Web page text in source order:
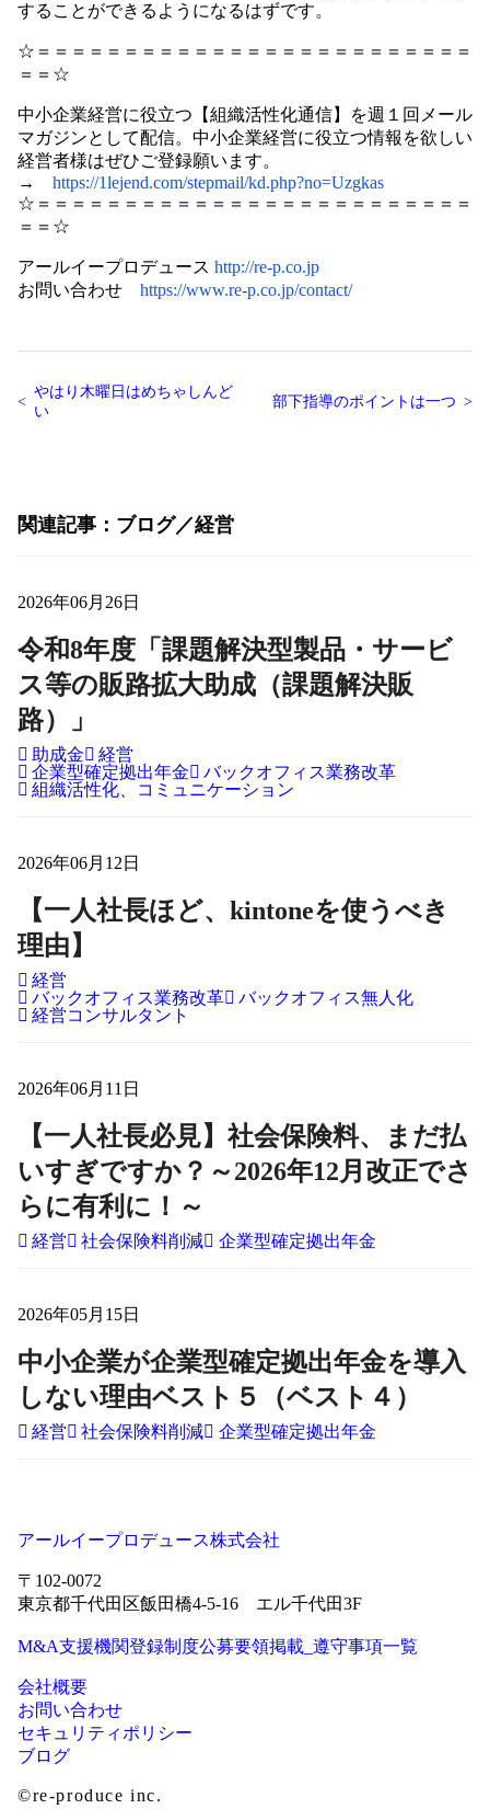
することができるようになるはずです。
☆＝＝＝＝＝＝＝＝＝＝＝＝＝＝＝＝＝＝＝＝＝＝＝＝＝
＝＝☆
中小企業経営に役立つ【組織活性化通信】を週１回メール
マガジンとして配信。中小企業経営に役立つ情報を欲しい
経営者様はぜひご登録願います。
→ https://1lejend.com/stepmail/kd.php?no=Uzgkas
☆＝＝＝＝＝＝＝＝＝＝＝＝＝＝＝＝＝＝＝＝＝＝＝＝＝
＝＝☆
アールイープロデュース http://re-p.co.jp
お問い合わせ https://www.re-p.co.jp/contact/
やはり木曜日はめちゃしんど
い
部下指導のポイントは一つ
関連記事 ブログ 経営
2026年06月26日
令和8年度「課題解決型製品・サービ
ス等の販路拡大助成（課題解決販
路）」
助成金
経営
企業型確定拠出年金
バックオフィス業務改革
組織活性化、コミュニケーション
2026年06月12日
【一人社長ほど、kintoneを使うべき
理由】
経営
バックオフィス業務改革
バックオフィス無人化
経営コンサルタント
2026年06月11日
【一人社長必見】社会保険料、まだ払
いすぎですか？～2026年12月改正でさ
らに有利に！～
経営 社会保険料削減 企業型確定拠出年金
2026年05月15日
中小企業が企業型確定拠出年金を導入
しない理由ベスト５（ベスト４）
経営 社会保険料削減 企業型確定拠出年金
アールイープロデュース株式会社
〒102-0072
東京都千代田区飯田橋4-5-16 エル千代田3F
M&A支援機関登録制度公募要領掲載_遵守事項一覧
会社概要
お問い合わせ
セキュリティポリシー
ブログ
©re-produce inc.